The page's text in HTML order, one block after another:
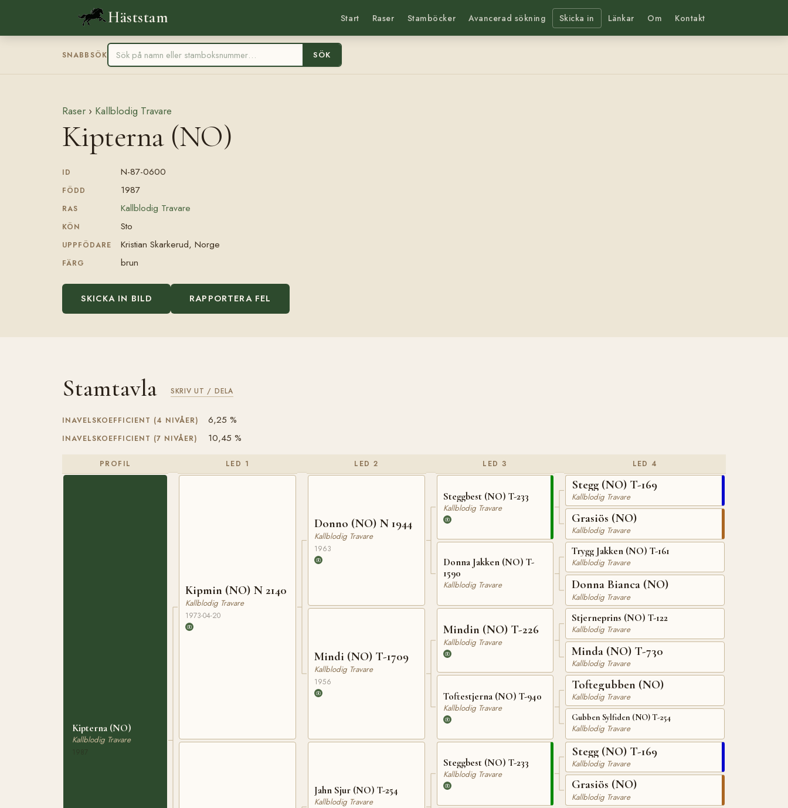
Häststam Start Raser Stamböcker Avancerad sökning Skicka in Länkar Om Kontakt
SNABBSÖK SÖK
Raser › Kallblodig Travare
Kipterna (NO)
ID N-87-0600
FÖDD 1987
RAS Kallblodig Travare
KÖN Sto
UPPFÖDARE Kristian Skarkerud, Norge
FÄRG brun
SKICKA IN BILD RAPPORTERA FEL
Stamtavla SKRIV UT / DELA
INAVELSKOEFFICIENT (4 NIVÅER) 6,25 %
INAVELSKOEFFICIENT (7 NIVÅER) 10,45 %
PROFIL
Kipterna (NO)
Kallblodig Travare
LED 1
Kipmin (NO) N 2140
Kallblodig Travare
1973-04-20
LED 2
Donno (NO) N 1944
Kallblodig Travare
1963
Mindi (NO) T-1709
Kallblodig Travare
1956
Jahn Sjur (NO) T-254
Kallblodig Travare
LED 3
Steggbest (NO) T-233
Kallblodig Travare
Donna Jakken (NO) T-
1590
Kallblodig Travare
Mindin (NO) T-226
Kallblodig Travare
Toftestjerna (NO) T-940
Kallblodig Travare
Steggbest (NO) T-233
Kallblodig Travare
LED 4
Stegg (NO) T-169
Kallblodig Travare
Grasiös (NO)
Kallblodig Travare
Trygg Jakken (NO) T-161
Kallblodig Travare
Donna Bianca (NO)
Kallblodig Travare
Stjerneprins (NO) T-122
Kallblodig Travare
Minda (NO) T-730
Kallblodig Travare
Toftegubben (NO)
Kallblodig Travare
Gubben Sylfiden (NO) T-254
Kallblodig Travare
Stegg (NO) T-169
Kallblodig Travare
Grasiös (NO)
Kallblodig Travare